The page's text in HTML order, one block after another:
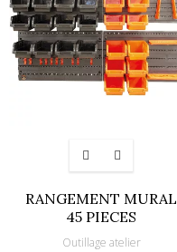
RANGEMENT MURAL
45 PIECES
Outillage atelier